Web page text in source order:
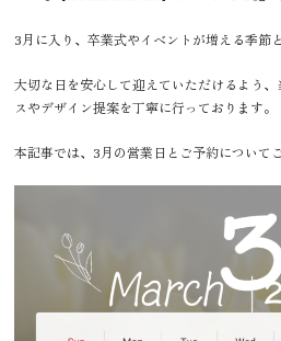
3月に入り、卒業式やイベントが増える季節
大切な日を安心して迎えていただけるよう
スやデザイン提案を丁寧に行っております。
本記事では、3月の営業日とご予約について